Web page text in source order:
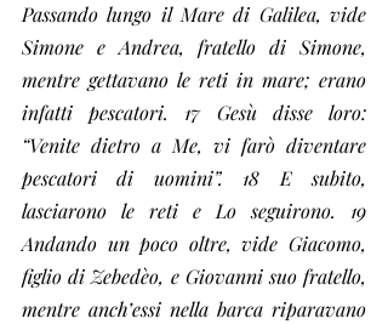
Passando lungo il Mare di Galilea, vide
Simone e Andrea, fratello di Simone,
mentre gettavano le reti in mare; erano
infatti pescatori. 17 Gesù disse loro:
“Venite dietro a Me, vi farò diventare
pescatori di uomini”. 18 E subito,
lasciarono le reti e Lo seguirono. 19
Andando un poco oltre, vide Giacomo,
figlio di Zebedèo, e Giovanni suo fratello,
mentre anch’essi nella barca riparavano